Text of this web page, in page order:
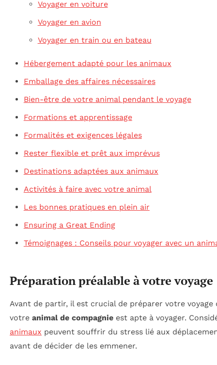
Voyager en voiture
Voyager en avion
Voyager en train ou en bateau
Hébergement adapté pour les animaux
Emballage des affaires nécessaires
Bien-être de votre animal pendant le voyage
Formations et apprentissage
Formalités et exigences légales
Rester flexible et prêt aux imprévus
Destinations adaptées aux animaux
Activités à faire avec votre animal
Les bonnes pratiques en plein air
Ensuring a Great Ending
Témoignages : Conseils pour voyager avec un
Préparation préalable à votre voyage
Avant de partir, il est crucial de préparer votre
votre animal de compagnie est apte à voyager.
animaux peuvent souffrir du stress lié aux
avant de décider de les emmener.